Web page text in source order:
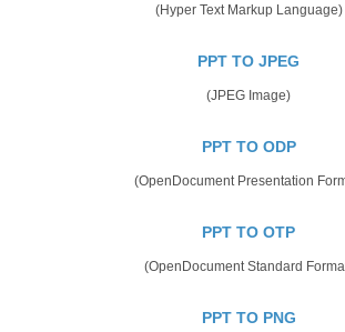
(Hyper Text Markup Language)
PPT TO JPEG
(JPEG Image)
PPT TO ODP
PPT TO OTP
PPT TO PNG